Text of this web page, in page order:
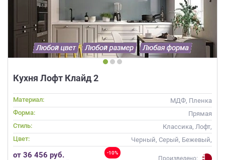
Кухня Лофт Клайд 2
Материал:
МДФ, Пленка
Форма:
Прямая
Стиль:
Классика, Лофт,
Скандинавский, Неоклассика
Цвет:
Черный, Серый, Бежевый,
Слоновая кость, Коричневый
-10%
от 36 456 руб. Произведено: